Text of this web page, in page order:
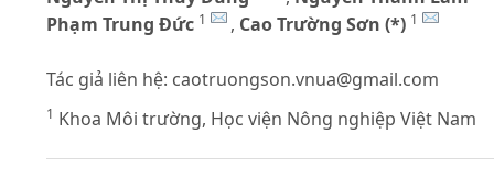
Phạm Trung Đức 1 , Cao Trường Sơn (*) 1
Tác giả liên hệ: caotruongson.vnua@gmail.com
1 Khoa Môi trường, Học viện Nông nghiệp Việt Nam